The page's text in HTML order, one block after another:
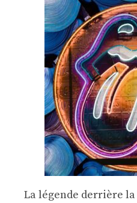
La légende derrière